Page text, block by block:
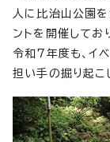
人に比治山公園を
ントを開催してお
令和7年度も、イ
担い手の掘り起こ